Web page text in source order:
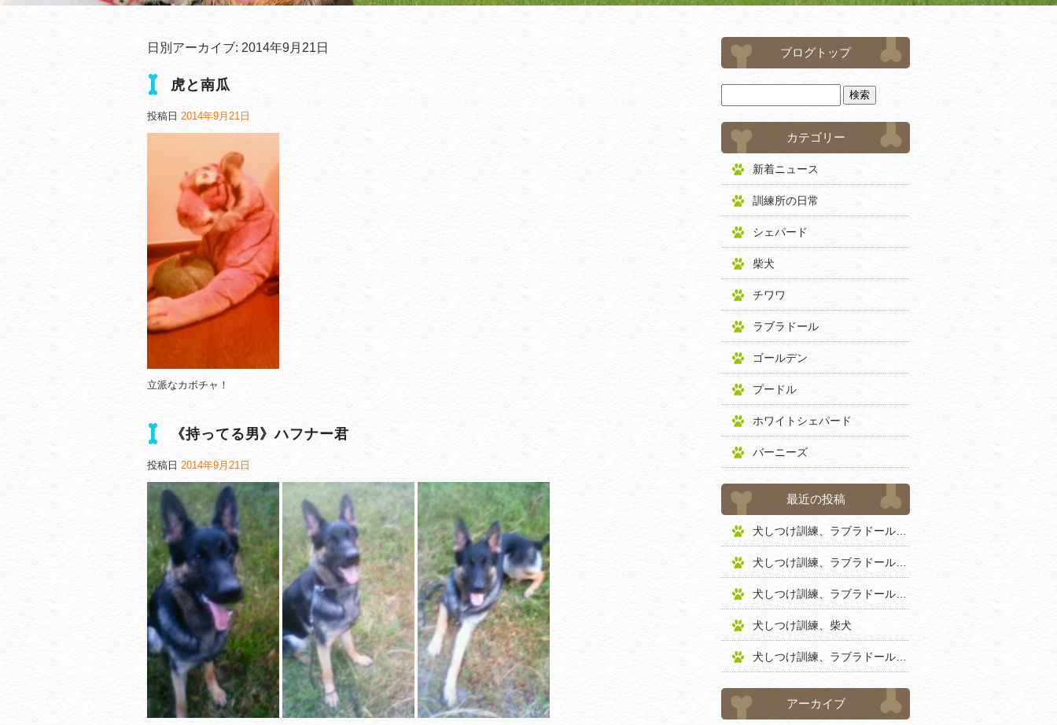
日別アーカイブ: 2014年9月21日
虎と南瓜
投稿日 2014年9月21日
立派なカボチャ！
《持ってる男》ハフナー君
投稿日 2014年9月21日
ブログトップ
カテゴリー
新着ニュース
訓練所の日常
シェパード
柴犬
チワワ
ラブラドール
ゴールデン
プードル
ホワイトシェパード
バーニーズ
最近の投稿
犬しつけ訓練、柴犬
アーカイブ